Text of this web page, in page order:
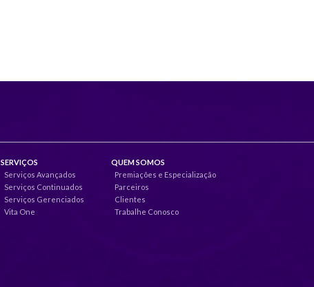
SERVIÇOS
Serviços Avançados
Serviços Continuados
Serviços Gerenciados
Vita One
QUEM SOMOS
Premiações e Especialização
Parceiros
Clientes
Trabalhe Conosco